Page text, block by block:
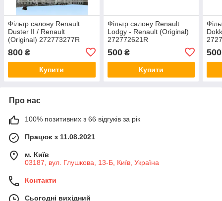
Фільтр салону Renault
Duster II / Renault
(Original) 272773277R
800 ₴
Купити
Фільтр салону Renault
Lodgy - Renault (Original)
272772621R
500₴
Купити
500
Про нас
100% позитивних з 66 відгуків за рік
Працює з 11.08.2021
м. Київ
03187, вул. Глушкова, 13-Б, Київ, Україна
Контакти
Сьогодні вихідний